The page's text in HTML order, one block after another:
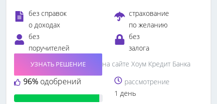
без справок
о доходах
страхование
по желанию
без
поручителей
без
залога
96% одобрений
УЗНАТЬ РЕШЕНИЕ
на сайте Хоум Кредит Банка
рассмотрение
1 день